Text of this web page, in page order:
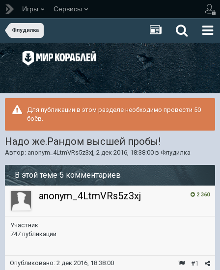
Игры Сервисы
Флудилка
Для публикации в этом разделе необходимо провести 50
боёв.
Надо же.Рандом высшей пробы!
Автор: anonym_4LtmVRs5z3xj, 2 дек 2016, 18:38:00 в Флудилка
В этой теме 5 комментариев
2 360
anonym_4LtmVRs5z3xj
Участник
747 публикаций
#1
Опубликовано: 2 дек 2016, 18:38:00